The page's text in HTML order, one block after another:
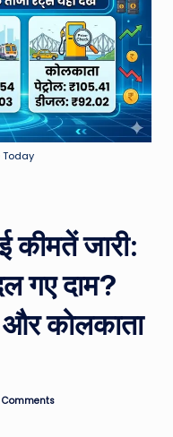
Today
जारी:
गए दाम?
और कोलकाता
Comments